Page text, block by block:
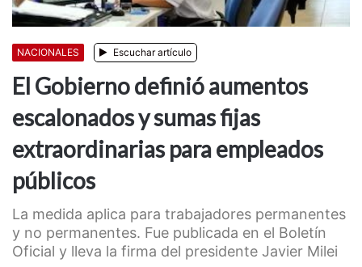
NACIONALES Escuchar artículo
El Gobierno definió aumentos
escalonados y sumas fijas
extraordinarias para empleados
públicos
La medida aplica para trabajadores permanentes
y no permanentes. Fue publicada en el Boletín
Oficial y lleva la firma del presidente Javier Milei